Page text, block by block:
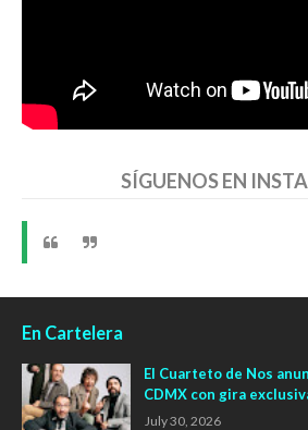
SÍGUENOS EN
En Cartelera
El Cuarteto de Nos
CDMX con gira
July 30, 2026